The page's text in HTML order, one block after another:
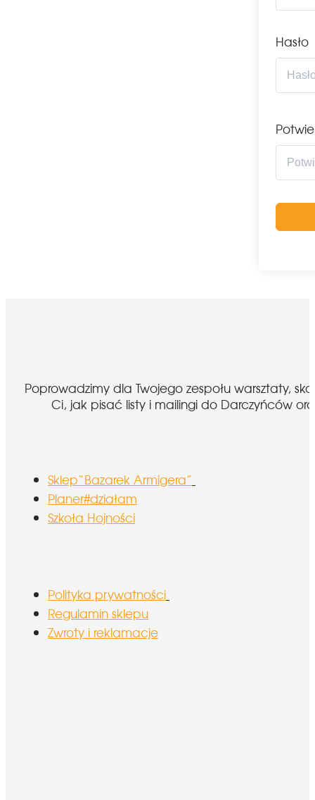
Hasło
Poprowadzimy dla Twojego zespołu warsztaty,
Ci, jak pisać listy i mailingi do Darczyńców
Sklep“Bazarek Armigera”
Planer#działam
Szkoła Hojności
Polityka prywatności
Regulamin sklepu
Zwroty i reklamacje